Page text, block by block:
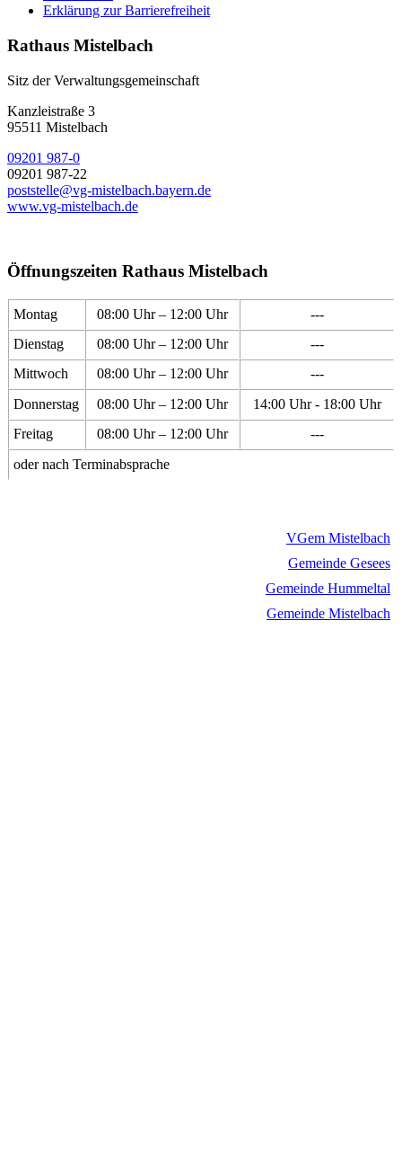
Erklärung zur Barrierefreiheit
Rathaus Mistelbach
Sitz der Verwaltungsgemeinschaft
Kanzleistraße 3
95511 Mistelbach
09201 987-0
09201 987-22
poststelle@vg-mistelbach.bayern.de
www.vg-mistelbach.de
Öffnungszeiten Rathaus Mistelbach
Montag 08:00 Uhr – 12:00 Uhr
---
Dienstag
08:00 Uhr – 12:00 Uhr
---
Mittwoch
08:00 Uhr – 12:00 Uhr
---
Donnerstag
08:00 Uhr – 12:00 Uhr
14:00 Uhr - 18:00 Uhr
Freitag
08:00 Uhr – 12:00 Uhr
---
oder nach Terminabsprache
VGem Mistelbach
Gemeinde Gesees
Gemeinde Hummeltal
Gemeinde Mistelbach